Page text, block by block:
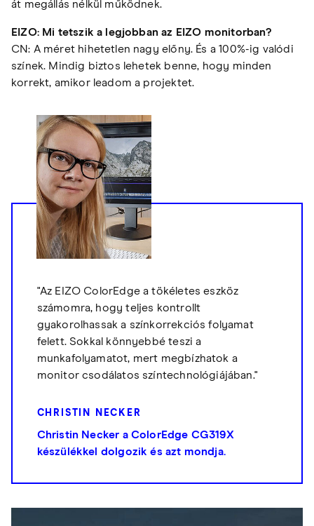
át megállás nélkül működnek.
EIZO: Mi tetszik a legjobban az EIZO monitorban?
CN: A méret hihetetlen nagy előny. És a 100%-ig valódi
színek. Mindig biztos lehetek benne, hogy minden
korrekt, amikor leadom a projektet.
"Az EIZO ColorEdge a tökéletes eszköz
számomra, hogy teljes kontrollt
gyakorolhassak a színkorrekciós folyamat
felett. Sokkal könnyebbé teszi a
munkafolyamatot, mert megbízhatok a
monitor csodálatos színtechnológiájában."
CHRISTIN NECKER
Christin Necker a ColorEdge CG319X
készülékkel dolgozik és azt mondja.